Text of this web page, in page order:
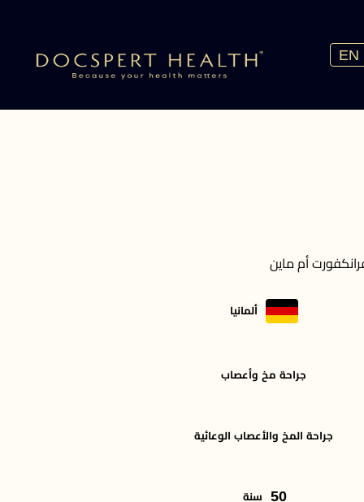
EN
أم ماين
ألمانيا
جراحة مخ وأعصاب
جراحة المخ والأعصاب الوعائية
50 سنة